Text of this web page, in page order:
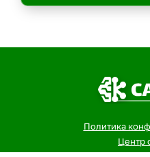
Политика
Центр